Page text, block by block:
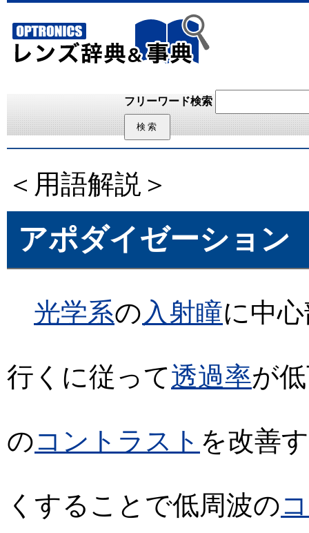
フリーワード検索
＜用語解説＞
アポダイゼーション
光学系の入射瞳に中
行くに従って透過率が
のコントラスト を改善
くすることで低周波の